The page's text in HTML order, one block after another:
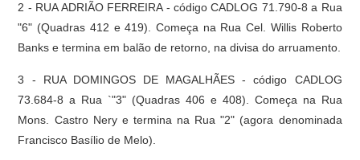
2 - RUA ADRIÃO FERREIRA - código CADLOG 71.790-8 a Rua
"6" (Quadras 412 e 419). Começa na Rua Cel. Willis Roberto
Banks e termina em balão de retorno, na divisa do arruamento.
3 - RUA DOMINGOS DE MAGALHÃES - código CADLOG
73.684-8 a Rua `"3" (Quadras 406 e 408). Começa na Rua
Mons. Castro Nery e termina na Rua "2" (agora denominada
Francisco Basílio de Melo).